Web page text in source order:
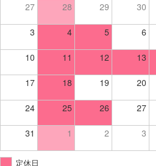
27 28 29 30
3 4 5 6
10 11 12 13
17 18 19 20
24 25 26 27
31 1 2 3
定休日